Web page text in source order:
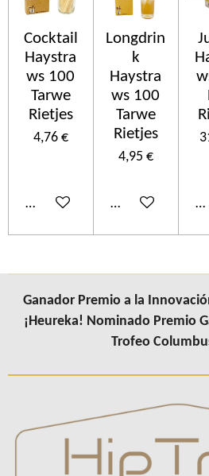
Cocktail
Haystra
ws 100
Tarwe
Rietjes
4,76 €
Añadir al carrito
Longdrin
k
Haystra
ws 100
Tarwe
Rietjes
4,95 €
Añadir al carrito
Ganador Premio a la
¡Heureka! Nominado Premio
Trofeo